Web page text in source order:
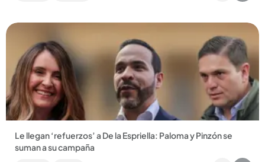
Compartir Noticia
Le llegan ‘refuerzos’ a De la Espriella: Paloma y Pinzón se
suman a su campaña